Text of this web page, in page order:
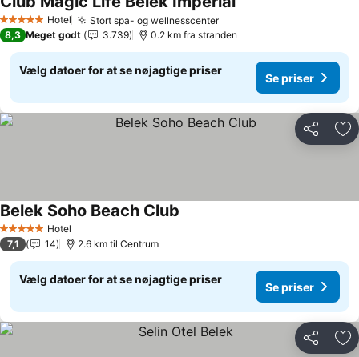
5 Stjerner Hotel Stort spa- og wellnesscenter
8,3 Meget godt 3.739 0.2 km fra stranden
Vælg datoer for at se nøjagtige priser
Se priser
Del
5 Stjerner Hotel
Belek Soho Beach Club
7,1 14 2.6 km til Centrum
Vælg datoer for at se nøjagtige priser
Se priser
Del